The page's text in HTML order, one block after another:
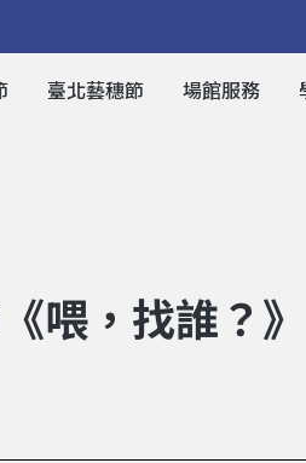
臺北藝穗節 場館服務
喂，找誰？》